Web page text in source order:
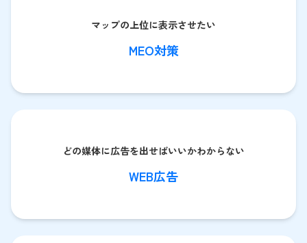
マップの上位に表示させたい
MEO対策
どの媒体に広告を出せばいいかわからない
WEB広告